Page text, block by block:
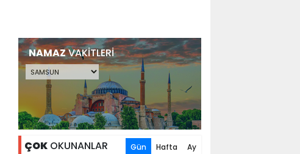
NAMAZVAKİTLERİ
ÇOK OKUNANLAR Gün Hafta Ay